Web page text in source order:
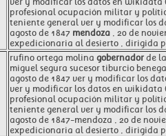
profesional ocupación militar y
teniente general ver y modificar los
agosto de 1847 mendoza , 20 de
expedicionaria al desierto , dirigida
rufino ortega molina gobernador de
miguel segura sucesor tiburcio
agosto de 1847 ver y modificar los
ver y modificar los datos en
profesional ocupación militar y
teniente general ver y modificar los
agosto de 1847-mendoza , 20 de
expedicionaria al desierto , dirigida